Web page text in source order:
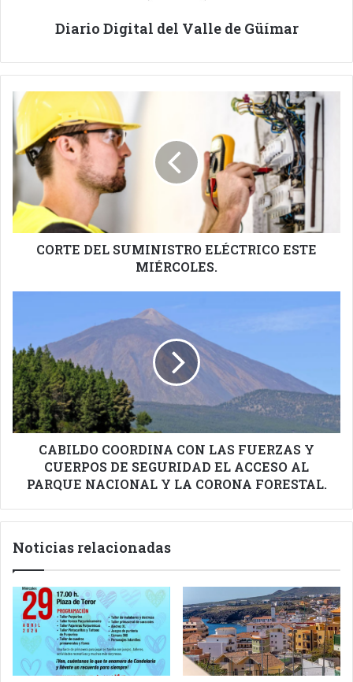
Diario Digital del Valle de Güímar
CORTE
DEL
SUMINISTRO
ELÉCTRICO
ESTE
MIÉRCOLES.
CORTE DEL SUMINISTRO ELÉCTRICO ESTE
MIÉRCOLES.
LAS
FUERZAS
Y
CUERPOS
DE
SEGURIDAD
ACCESO
NACIONAL
LA
CABILDO COORDINA CON LAS FUERZAS Y
CUERPOS DE SEGURIDAD EL ACCESO AL
PARQUE NACIONAL Y LA CORONA FORESTAL.
Noticias relacionadas